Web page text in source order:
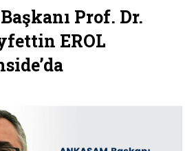
Prof. Dr.
EROL